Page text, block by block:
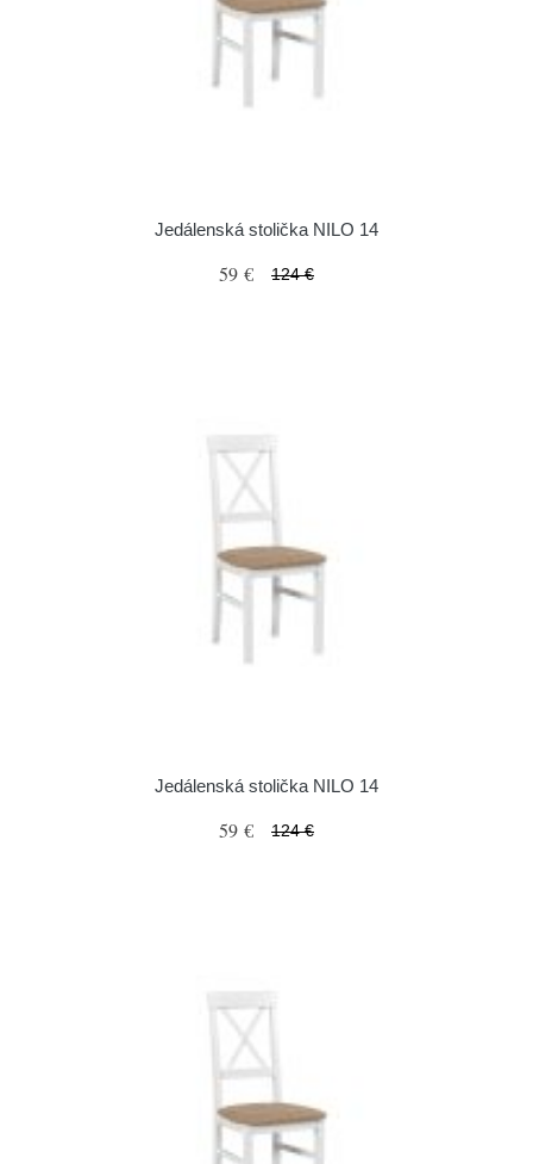
Jedálenská stolička NILO 14
59 € 124 €
Jedálenská stolička NILO 14
59 € 124 €